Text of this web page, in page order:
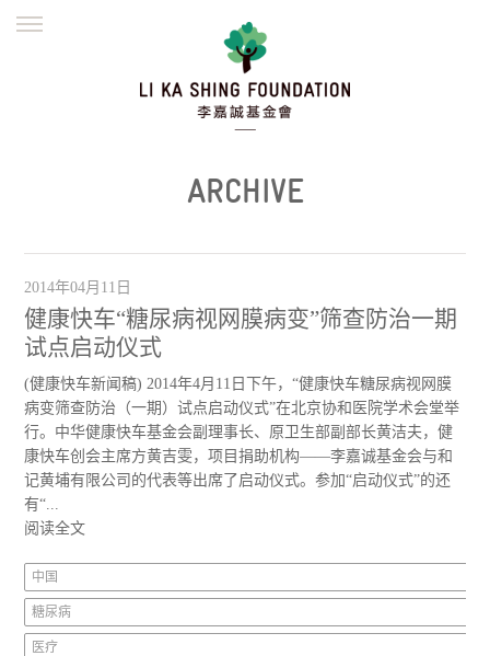
繁體
ARCHIVE
2014年04月11日
健康快车“糖尿病视网膜病变”筛查防治一期
试点启动仪式
(健康快车新闻稿) 2014年4月11日下午，“健康快车糖尿病视网膜
病变筛查防治（一期）试点启动仪式”在北京协和医院学术会堂举
行。中华健康快车基金会副理事长、原卫生部副部长黄洁夫，健
康快车创会主席方黄吉雯，项目捐助机构——李嘉诚基金会与和
记黄埔有限公司的代表等出席了启动仪式。参加“启动仪式”的还
有“...
阅读全文
中国
糖尿病
医疗